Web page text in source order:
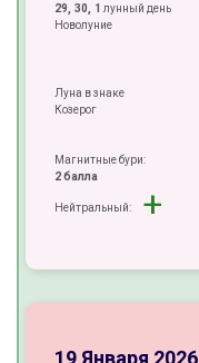
29, 30, 1 лунный день
Новолуние
Луна в знаке
Козерог
Магнитные бури:
2 балла
Нейтральный:
+
-
±
19 Января 2026